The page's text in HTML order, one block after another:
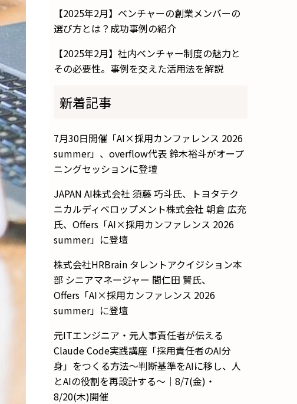
【2025年2月】ベンチャーの創業メンバーの
選び方とは？成功事例の紹介
【2025年2月】社内ベンチャー制度の魅力と
その必要性。事例を交えた活用法を解説
新着記事
7月30日開催「AI×採用カンファレンス 2026
summer」、overflow代表 鈴木裕斗がオープ
ニングセッションに登壇
JAPAN AI株式会社 須藤 巧斗氏、トヨタテク
ニカルディベロップメント株式会社 朝倉 広充
氏、Offers「AI×採用カンファレンス 2026
summer」に登壇
株式会社HRBrain タレントアクイジション本
部 シニアマネージャー 間仁田 賢氏、
Offers「AI×採用カンファレンス 2026
summer」に登壇
元ITエンジニア・元人事責任者が伝える
Claude Code実践講座「採用責任者のAI分
身」をつくる方法〜判断基準をAIに移し、人
とAIの役割を再設計する〜｜8/7(金)・
8/20(木)開催